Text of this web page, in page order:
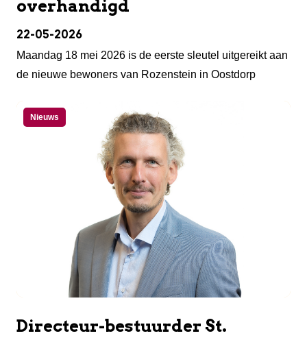
overhandigd
22-05-2026
Maandag 18 mei 2026 is de eerste sleutel uitgereikt aan
de nieuwe bewoners van Rozenstein in Oostdorp
Nieuws
Directeur-bestuurder St.